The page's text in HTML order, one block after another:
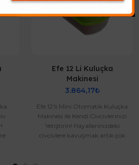
Efe 12 Li Kuluçka
Makinesi
3.864,17₺
Efe 12'li Mini Otomatik Kuluçka
Makinesi ile Kendi Civcivlerinizi
Yetiştirin! Hayallerinizdeki
civcivlere kavuşmak artık çok